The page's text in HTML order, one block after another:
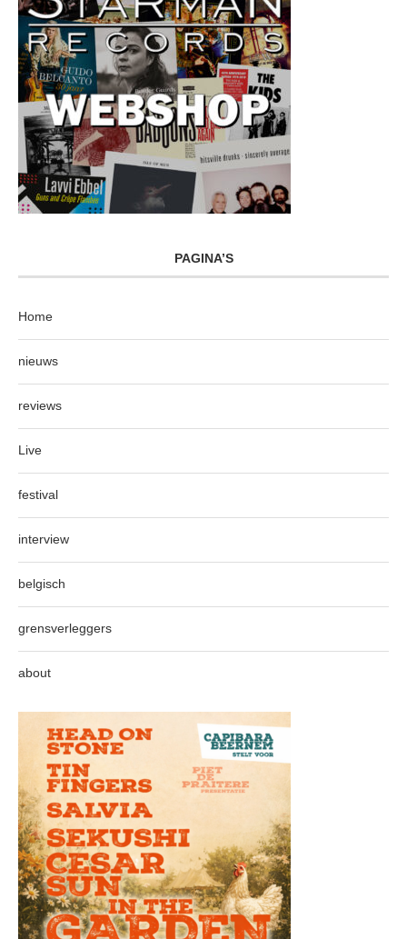
PAGINA’S
Home
nieuws
reviews
Live
festival
interview
belgisch
grensverleggers
about